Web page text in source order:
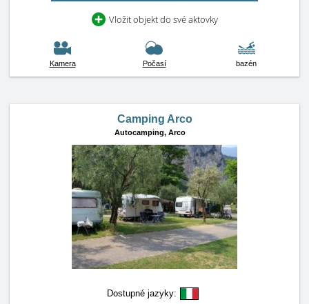
Vložit objekt do své aktovky
Kamera Počasí bazén
Camping Arco
Autocamping, Arco
Dostupné jazyky: